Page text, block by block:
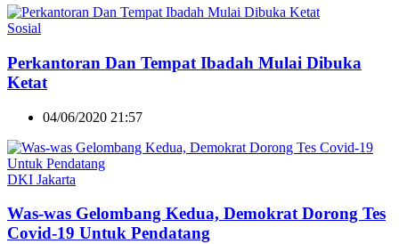
Sosial
Perkantoran Dan Tempat Ibadah Mulai Dibuka
Ketat
04/06/2020 21:57
DKI Jakarta
Was-was Gelombang Kedua, Demokrat Dorong Tes
Covid-19 Untuk Pendatang